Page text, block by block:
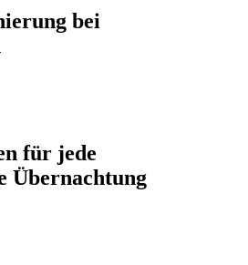
bei
für jede
Übernachtung